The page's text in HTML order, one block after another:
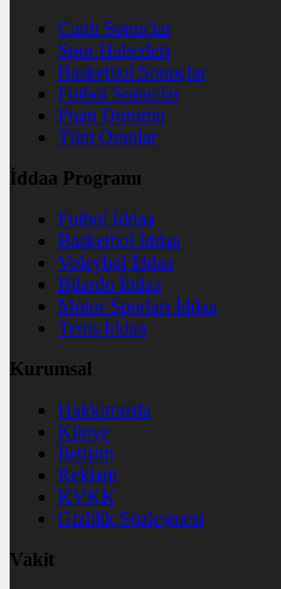
Canlı Sonuçlar
Spor Haberleri
Basketbol Sonuçlar
Futbol Sonuçlar
Puan Durumu
Tüm Oranlar
İddaa Programı
Futbol İddaa
Basketbol İddaa
Voleybol İddaa
Bilardo İddaa
Motor Sporları İddaa
Tenis İddaa
Kurumsal
Hakkımızda
Künye
İletişim
Reklam
KVKK
Gizlilik Sözleşmesi
Vakit